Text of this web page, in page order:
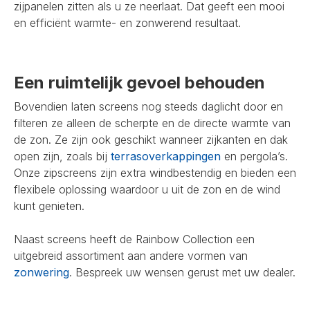
zijpanelen zitten als u ze neerlaat. Dat geeft een mooi
en efficiënt warmte- en zonwerend resultaat.
Een ruimtelijk gevoel behouden
Bovendien laten screens nog steeds daglicht door en
filteren ze alleen de scherpte en de directe warmte van
de zon. Ze zijn ook geschikt wanneer zijkanten en dak
open zijn, zoals bij terrasoverkappingen en pergola’s.
Onze zipscreens zijn extra windbestendig en bieden een
flexibele oplossing waardoor u uit de zon en de wind
kunt genieten.
Naast screens heeft de Rainbow Collection een
uitgebreid assortiment aan andere vormen van
zonwering. Bespreek uw wensen gerust met uw dealer.